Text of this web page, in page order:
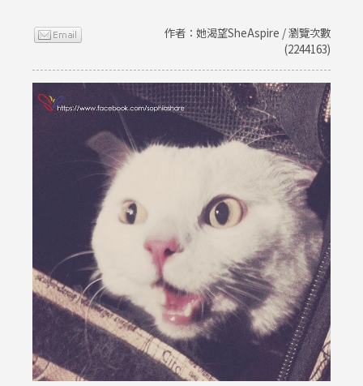
作者：她渴望SheAspire / 瀏覽次數
(2244163)